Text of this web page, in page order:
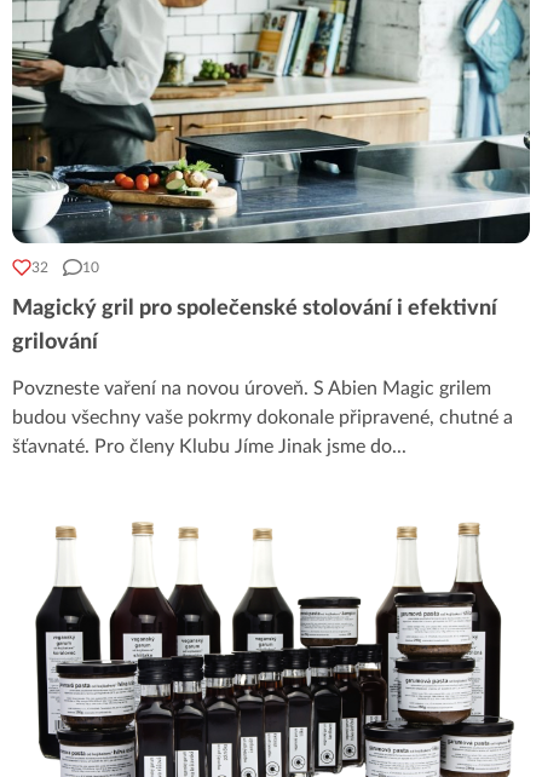
32 10
Magický gril pro společenské stolování i efektivní
grilování
Povzneste vaření na novou úroveň. S Abien Magic grilem
budou všechny vaše pokrmy dokonale připravené, chutné a
šťavnaté. Pro členy Klubu Jíme Jinak jsme do...